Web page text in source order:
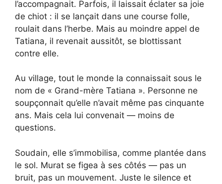
l’accompagnait. Parfois, il laissait éclater sa joie
de chiot : il se lançait dans une course folle,
roulait dans l’herbe. Mais au moindre appel de
Tatiana, il revenait aussitôt, se blottissant
contre elle.
Au village, tout le monde la connaissait sous le
nom de « Grand-mère Tatiana ». Personne ne
soupçonnait qu’elle n’avait même pas cinquante
ans. Mais cela lui convenait — moins de
questions.
Soudain, elle s’immobilisa, comme plantée dans
le sol. Murat se figea à ses côtés — pas un
bruit, pas un mouvement. Juste le silence et